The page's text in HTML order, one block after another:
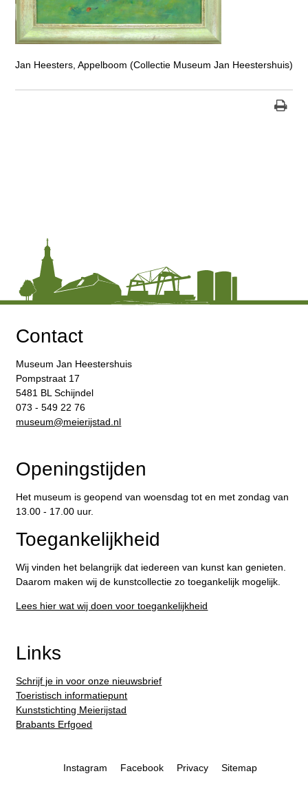
Jan Heesters, Appelboom (Collectie Museum Jan Heestershuis)
Contact
Museum Jan Heestershuis
Pompstraat 17
5481 BL Schijndel
073 - 549 22 76
​museum@meierijstad.nl
Openingstijden
Het museum is geopend van woensdag tot en met zondag van
13.00 - 17.00 uur.
Toegankelijkheid
Wij vinden het belangrijk dat iedereen van kunst kan genieten.
Daarom maken wij de kunstcollectie zo toegankelijk mogelijk.
Lees hier wat wij doen voor toegankelijkheid
Links
Schrijf je in voor onze nieuwsbrief
Toeristisch informatiepunt
Kunststichting Meierijstad
Brabants Erfgoed
Instagram Facebook Privacy Sitemap